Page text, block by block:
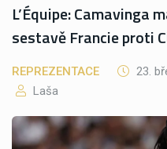
L’Équipe: Camavinga
sestavě Francie proti
REPREZENTACE 23.
Laša